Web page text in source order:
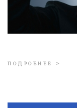
ПОДРОБНЕЕ >